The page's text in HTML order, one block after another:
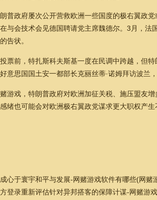
普政府屡次公开营救欧洲一些国度的极右翼政
与会技术会见德国聘请党主席魏德尔。3月，
告状。
票前，特扎斯科夫斯基一度在民调中跨越，但
意思国国土安一都部长克丽丝蒂·诺姆拜访波兰
游戏，特朗普政府对欧洲加征关税、施压盟友
绪也可能会对欧洲极右翼政党谋求更大职权产
心于寰宇和平与发展-网赌游戏软件有哪些(网赌
登录重新评估针对异邦搭客的保障计谋-网赌游